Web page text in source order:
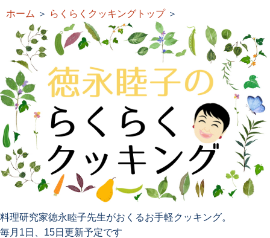
ホーム ＞ らくらくクッキングトップ＞
料理研究家徳永睦子先生がおくるお手軽クッキング。
毎月1日、15日更新予定です